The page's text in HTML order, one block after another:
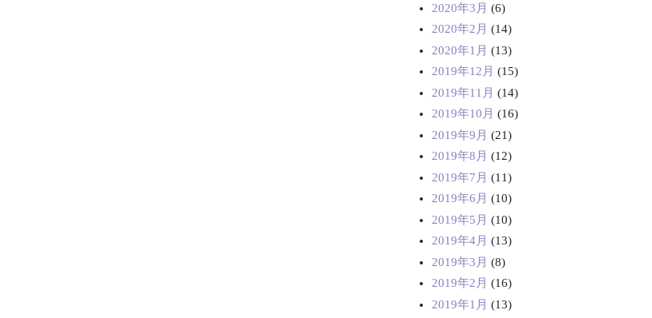
2020年3月 (6)
2020年2月 (14)
2020年1月 (13)
2019年12月 (15)
2019年11月 (14)
2019年10月 (16)
2019年9月 (21)
2019年8月 (12)
2019年7月 (11)
2019年6月 (10)
2019年5月 (10)
2019年4月 (13)
2019年3月 (8)
2019年2月 (16)
2019年1月 (13)